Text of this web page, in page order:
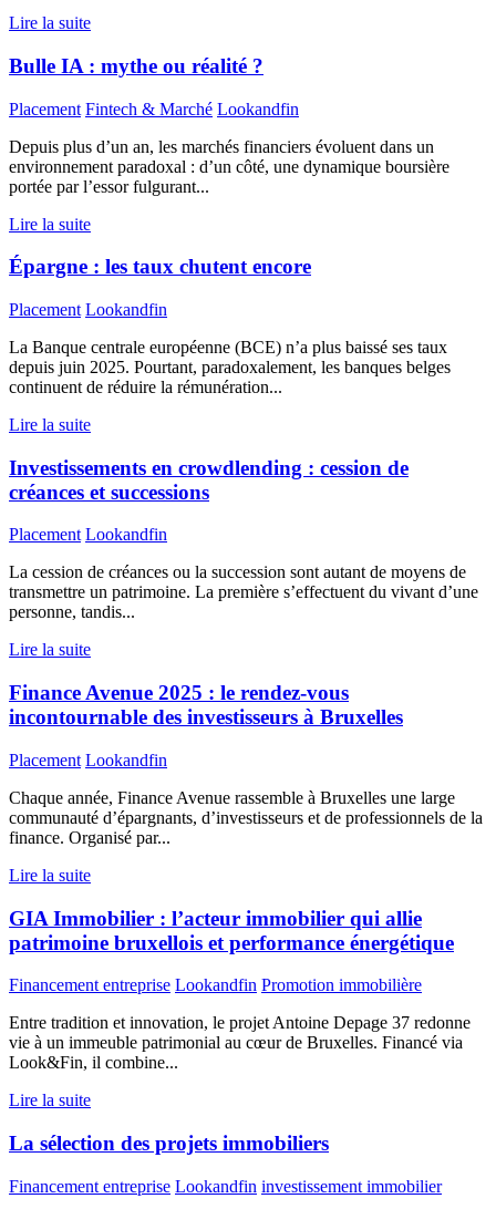
Lire la suite
Bulle IA : mythe ou réalité ?
Placement Fintech & Marché Lookandfin
Depuis plus d’un an, les marchés financiers évoluent dans un
environnement paradoxal : d’un côté, une dynamique boursière
portée par l’essor fulgurant...
Lire la suite
Épargne : les taux chutent encore
Placement Lookandfin
La Banque centrale européenne (BCE) n’a plus baissé ses taux
depuis juin 2025. Pourtant, paradoxalement, les banques belges
continuent de réduire la rémunération...
Lire la suite
Investissements en crowdlending : cession de
créances et successions
Placement Lookandfin
La cession de créances ou la succession sont autant de moyens de
transmettre un patrimoine. La première s’effectuent du vivant d’une
personne, tandis...
Lire la suite
Finance Avenue 2025 : le rendez-vous
incontournable des investisseurs à Bruxelles
Placement Lookandfin
Chaque année, Finance Avenue rassemble à Bruxelles une large
communauté d’épargnants, d’investisseurs et de professionnels de la
finance. Organisé par...
Lire la suite
GIA Immobilier : l’acteur immobilier qui allie
patrimoine bruxellois et performance énergétique
Financement entreprise Lookandfin Promotion immobilière
Entre tradition et innovation, le projet Antoine Depage 37 redonne
vie à un immeuble patrimonial au cœur de Bruxelles. Financé via
Look&Fin, il combine...
Lire la suite
La sélection des projets immobiliers
Financement entreprise Lookandfin investissement immobilier